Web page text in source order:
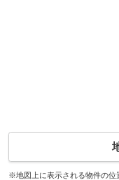
※地図上に表示される物件の位